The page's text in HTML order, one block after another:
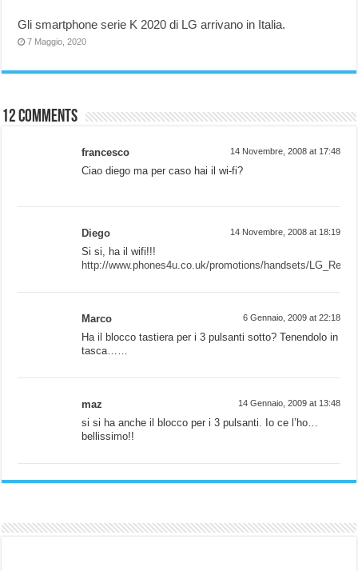
Gli smartphone serie K 2020 di LG arrivano in Italia.
7 Maggio, 2020
12 comments
francesco 14 Novembre, 2008 at 17:48
Ciao diego ma per caso hai il wi-fi?
Diego 14 Novembre, 2008 at 18:19
Si si, ha il wifi!!!
http://www.phones4u.co.uk/promotions/handsets/
Marco 6 Gennaio, 2009 at 22:18
Ha il blocco tastiera per i 3 pulsanti sotto? Tenendolo in
tasca……
maz 14 Gennaio, 2009 at 13:48
si si ha anche il blocco per i 3 pulsanti. Io ce l’ho…
bellissimo!!